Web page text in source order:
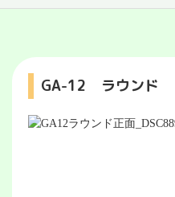
GA-12 ラウンド